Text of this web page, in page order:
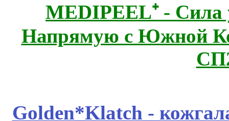
MEDIPEEL⁺ - Сила
Напрямую с Южной
Golden*Klatch -